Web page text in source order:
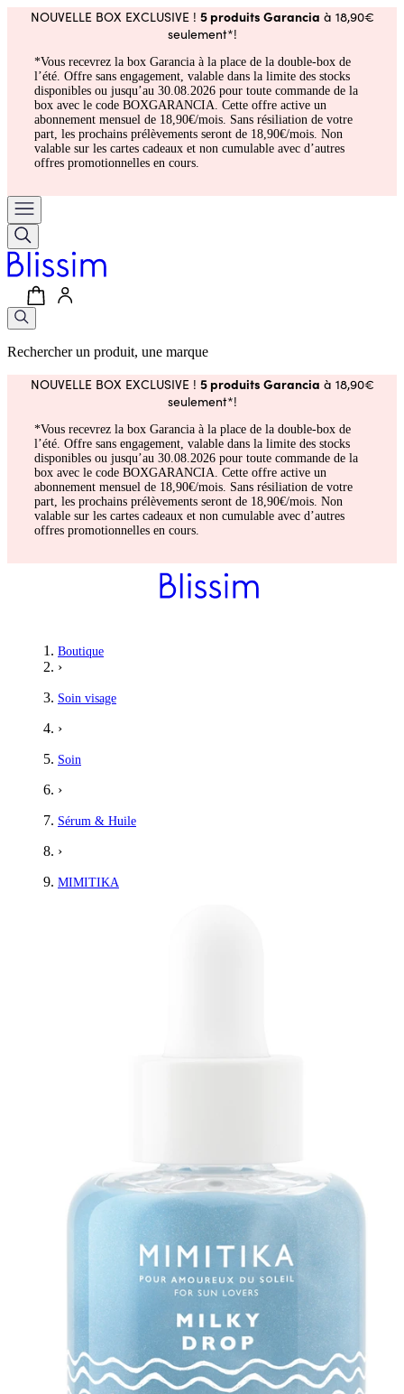
NOUVELLE BOX EXCLUSIVE ! 5 produits Garancia à 18,90€
seulement*!
*Vous recevrez la box Garancia à la place de la double-box de
l’été. Offre sans engagement, valable dans la limite des stocks
disponibles ou jusqu’au 30.08.2026 pour toute commande de la
box avec le code BOXGARANCIA. Cette offre active un
abonnement mensuel de 18,90€/mois. Sans résiliation de votre
part, les prochains prélèvements seront de 18,90€/mois. Non
valable sur les cartes cadeaux et non cumulable avec d’autres
offres promotionnelles en cours.
Rechercher un produit, une marque
NOUVELLE BOX EXCLUSIVE ! 5 produits Garancia à 18,90€
seulement*!
*Vous recevrez la box Garancia à la place de la double-box de
l’été. Offre sans engagement, valable dans la limite des stocks
disponibles ou jusqu’au 30.08.2026 pour toute commande de la
box avec le code BOXGARANCIA. Cette offre active un
abonnement mensuel de 18,90€/mois. Sans résiliation de votre
part, les prochains prélèvements seront de 18,90€/mois. Non
valable sur les cartes cadeaux et non cumulable avec d’autres
offres promotionnelles en cours.
Boutique
›
Soin visage
›
Soin
›
Sérum & Huile
›
MIMITIKA